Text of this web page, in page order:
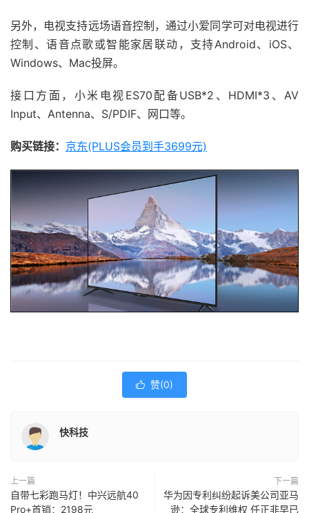
另外，电视支持远场语音控制，通过小爱同学可对电视进行
控制、语音点歌或智能家居联动，支持Android、iOS、
Windows、Mac投屏。
接口方面，小米电视ES70配备USB*2、HDMI*3、AV
Input、Antenna、S/PDIF、网口等。
购买链接： 京东(PLUS会员到手3699元)
 赞(0)
快科技
上一篇
自带七彩跑马灯！中兴远航40
Pro+首销：2198元
下一篇
华为因专利纠纷起诉美公司亚马
逊：全球专利维权 任正非早已